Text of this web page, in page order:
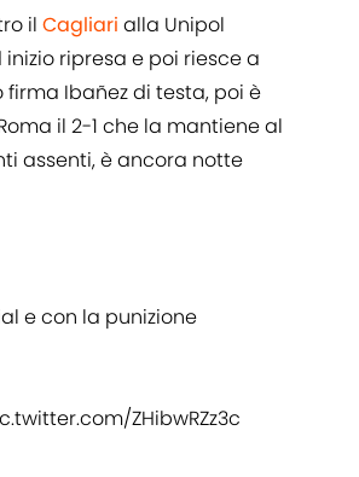
il Cagliari alla Unipol
ripresa e poi riesce a
Ibañez di testa, poi è
il 2-1 che la mantiene al
assenti, è ancora notte
e con la punizione
ZHibwRZz3c